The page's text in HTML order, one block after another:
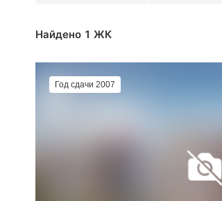
Найдено 1 ЖК
Год сдачи 2007